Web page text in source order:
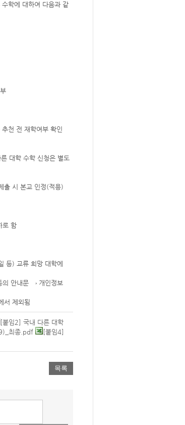
학에 대하여 다음과 같
천 전 재학여부 확인
대학 수학 신청은 별도
출 시 본교 인정(적용)
로 함
등) 교류 희망 대학에
의 안내문 → 개인정보
서 제외됨
[붙임2] 국내 다른 대학
최종.pdf
[붙임4]
목록